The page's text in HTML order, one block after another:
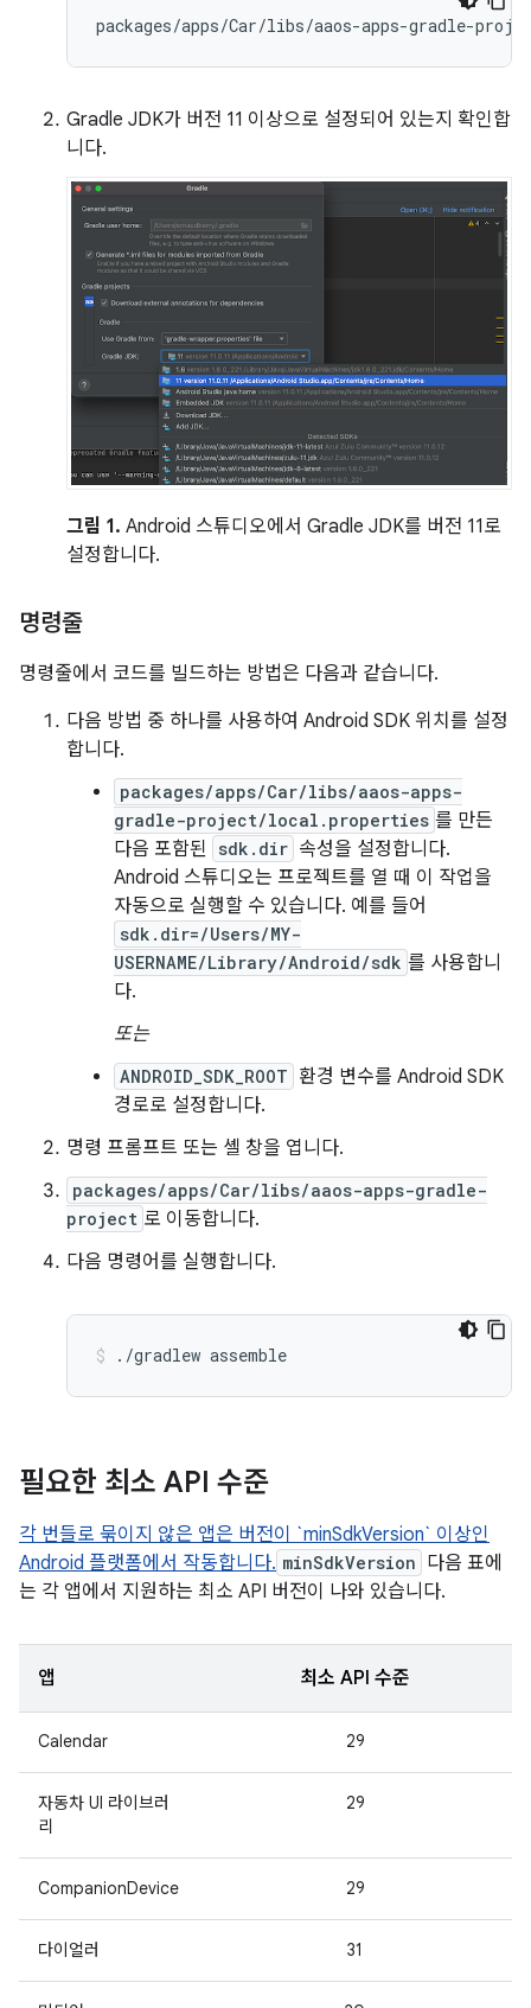
Gradle JDK가 버전 11 이상으로 설정되어 있는지 확인합
니다.
그림 1. Android 스튜디오에서 Gradle JDK를 버전 11로
설정합니다.
명령줄
명령줄에서 코드를 빌드하는 방법은 다음과 같습니다.
다음 방법 중 하나를 사용하여 Android SDK 위치를 설정
합니다.
packages/apps/Car/libs/aaos-apps-
gradle-project/local.properties 를 만든
다음 포함된 sdk.dir 속성을 설정합니다.
Android 스튜디오는 프로젝트를 열 때 이 작업을
자동으로 실행할 수 있습니다. 예를 들어
sdk.dir=/Users/MY-
USERNAME/Library/Android/sdk 를 사용합니
다.
또는
ANDROID_SDK_ROOT 환경 변수를 Android SDK
경로로 설정합니다.
명령 프롬프트 또는 셸 창을 엽니다.
packages/apps/Car/libs/aaos-apps-gradle-
project 로 이동합니다.
다음 명령어를 실행합니다.
./gradlew assemble
필요한 최소 API 수준
각 번들로 묶이지 않은 앱은 버전이 `minSdkVersion` 이상인
Android 플랫폼에서 작동합니다. minSdkVersion 다음 표에
는 각 앱에서 지원하는 최소 API 버전이 나와 있습니다.
앱 최소 API 수준
Calendar 29
자동차 UI 라이브러
리
29
CompanionDevice 29
다이얼러 31